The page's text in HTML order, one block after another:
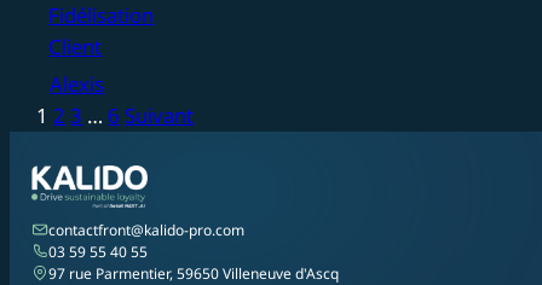
Fidélisation
Client
Alexis
Pagination
des
publications
1 2 3 … 6 Suivant
contactfront@kalido-pro.com
03 59 55 40 55
97 rue Parmentier, 59650 Villeneuve d'Ascq